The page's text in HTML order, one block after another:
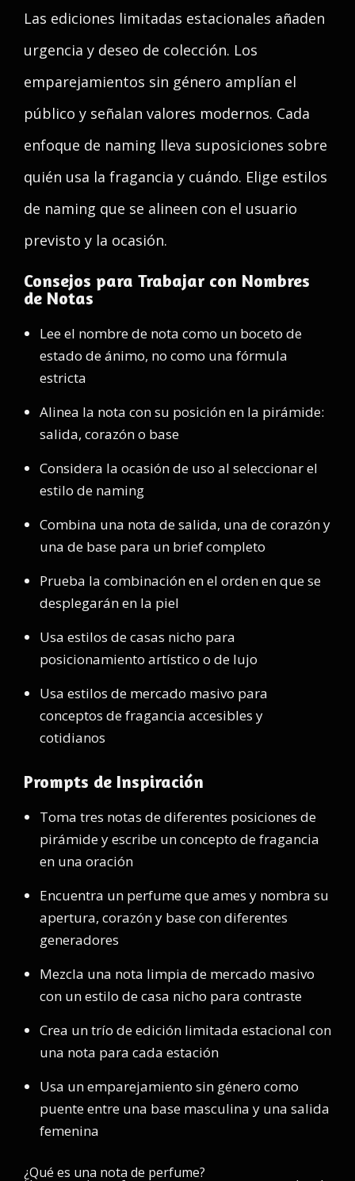
Las ediciones limitadas estacionales añaden
urgencia y deseo de colección. Los
emparejamientos sin género amplían el
público y señalan valores modernos. Cada
enfoque de naming lleva suposiciones sobre
quién usa la fragancia y cuándo. Elige estilos
de naming que se alineen con el usuario
previsto y la ocasión.
Consejos para Trabajar con Nombres
de Notas
Lee el nombre de nota como un boceto de
estado de ánimo, no como una fórmula
estricta
Alinea la nota con su posición en la pirámide:
salida, corazón o base
Considera la ocasión de uso al seleccionar el
estilo de naming
Combina una nota de salida, una de corazón y
una de base para un brief completo
Prueba la combinación en el orden en que se
desplegarán en la piel
Usa estilos de casas nicho para
posicionamiento artístico o de lujo
Usa estilos de mercado masivo para
conceptos de fragancia accesibles y
cotidianos
Prompts de Inspiración
Toma tres notas de diferentes posiciones de
pirámide y escribe un concepto de fragancia
en una oración
Encuentra un perfume que ames y nombra su
apertura, corazón y base con diferentes
generadores
Mezcla una nota limpia de mercado masivo
con un estilo de casa nicho para contraste
Crea un trío de edición limitada estacional con
una nota para cada estación
Usa un emparejamiento sin género como
puente entre una base masculina y una salida
femenina
¿Qué es una nota de perfume?